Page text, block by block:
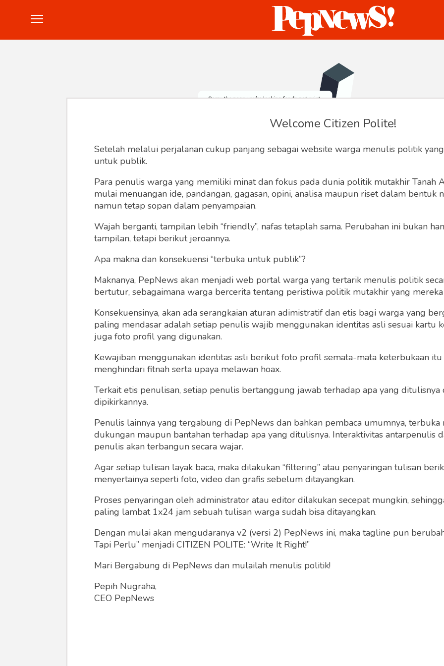
Welcome Citizen Polite!
Setelah melalui perjalanan cukup panjang sebagai website warga menulis politik
untuk publik.
Para penulis warga yang memiliki minat dan fokus pada dunia politik mutakhir Tanah
mulai menuangan ide, pandangan, gagasan, opini, analisa maupun riset dalam bentuk
namun tetap sopan dalam penyampaian.
Wajah berganti, tampilan lebih “friendly”, nafas tetaplah sama. Perubahan ini bukan
tampilan, tetapi berikut jeroannya.
Apa makna dan konsekuensi “terbuka untuk publik”?
Maknanya, PepNews akan menjadi web portal warga yang tertarik menulis politik
bertutur, sebagaimana warga bercerita tentang peristiwa politik mutakhir yang mereka
Konsekuensinya, akan ada serangkaian aturan adimistratif dan etis bagi warga yang
paling mendasar adalah setiap penulis wajib menggunakan identitas asli sesuai kartu
juga foto profil yang digunakan.
Kewajiban menggunakan identitas asli berikut foto profil semata-mata keterbukaan
menghindari fitnah serta upaya melawan hoax.
Terkait etis penulisan, setiap penulis bertanggung jawab terhadap apa yang ditulisnya
dipikirkannya.
Penulis lainnya yang tergabung di PepNews dan bahkan pembaca umumnya,
dukungan maupun bantahan terhadap apa yang ditulisnya. Interaktivitas antarpenulis
penulis akan terbangun secara wajar.
Agar setiap tulisan layak baca, maka dilakukan “filtering” atau penyaringan tulisan
menyertainya seperti foto, video dan grafis sebelum ditayangkan.
Proses penyaringan oleh administrator atau editor dilakukan secepat mungkin,
paling lambat 1x24 jam sebuah tulisan warga sudah bisa ditayangkan.
Dengan mulai akan mengudaranya v2 (versi 2) PepNews ini, maka tagline pun
Tapi Perlu” menjadi CITIZEN POLITE: “Write It Right!”
Mari Bergabung di PepNews dan mulailah menulis politik!
Pepih Nugraha,
CEO PepNews